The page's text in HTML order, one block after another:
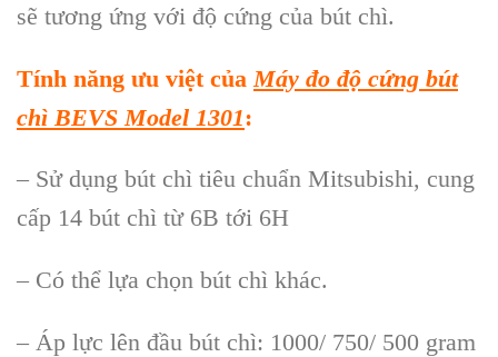
sẽ tương ứng với độ cứng của bút chì.
Tính năng ưu việt của Máy đo độ cứng bút
chì BEVS Model 1301:
– Sử dụng bút chì tiêu chuẩn Mitsubishi, cung
cấp 14 bút chì từ 6B tới 6H
– Có thể lựa chọn bút chì khác.
– Áp lực lên đầu bút chì: 1000/ 750/ 500 gram